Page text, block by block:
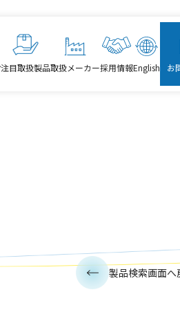
注目取扱製品取扱メーカー採用情報English お
製品検索画面へ